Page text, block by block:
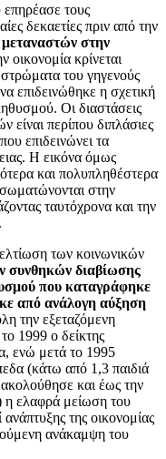
τους
δεκαετίες πριν από την
στην
κρίνεται
του γηγενούς
επιδεινώθηκε η σχετική
Οι διαστάσεις
είναι περίπου διπλάσιες
επιδεινώνει τα
Η εικόνα όμως
και πολυπληθέστερα
στην
ταυτόχρονα και την
των κοινωνικών
συνθηκών διαβίωσης
που καταγράφηκε
από ανάλογη αύξηση
την εξεταζόμενη
1999 ο δείκτης
ενώ μετά το 1995
(κάτω από 1,3 παιδιά
και έως την
η ελαφρά μείωση του
της οικονομίας
ανάκαμψη του